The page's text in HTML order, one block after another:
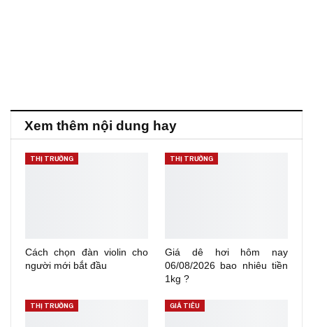
Xem thêm nội dung hay
THỊ TRƯỜNG
Cách chọn đàn violin cho
người mới bắt đầu
THỊ TRƯỜNG
Giá dê hơi hôm nay
06/08/2026 bao nhiêu tiền
1kg ?
THỊ TRƯỜNG GIÁ TIÊU